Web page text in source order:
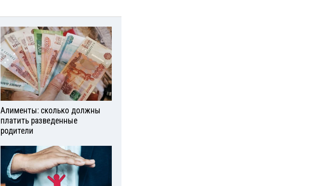
Алименты: сколько должны
платить разведенные
родители